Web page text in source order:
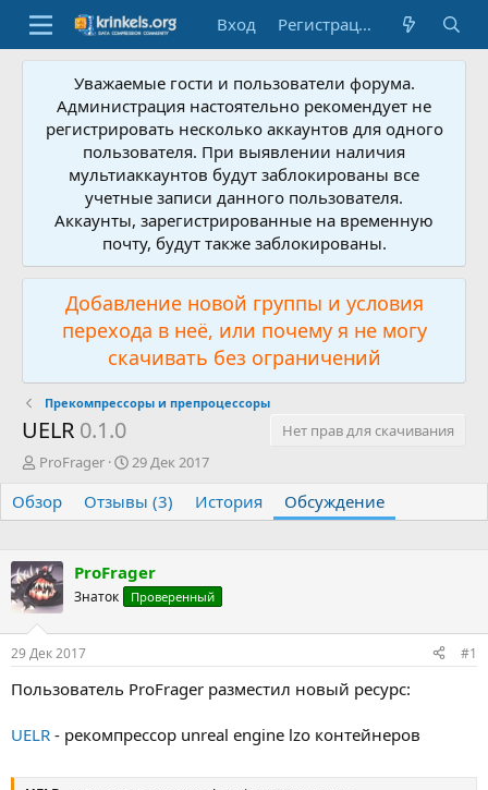
Вход Регистрация
Уважаемые гости и пользователи форума.
Администрация настоятельно рекомендует не
регистрировать несколько аккаунтов для одного
пользователя. При выявлении наличия
мультиаккаунтов будут заблокированы все
учетные записи данного пользователя.
Аккаунты, зарегистрированные на временную
почту, будут также заблокированы.
Добавление новой группы и условия
перехода в неё, или почему я не могу
скачивать без ограничений
Прекомпрессоры и препроцессоры
UELR 0.1.0
Нет прав для скачивания
А
т
о
т
е
м
ы
ProFrager
Д
т
а
ч
а
а
29 Дек 2017
Обзор Отзывы (3) История Обсуждение
ProFrager
Знаток Проверенный
29 Дек 2017 #1
Пользователь ProFrager разместил новый ресурс:
UELR - рекомпрессор unreal engine lzo контейнеров